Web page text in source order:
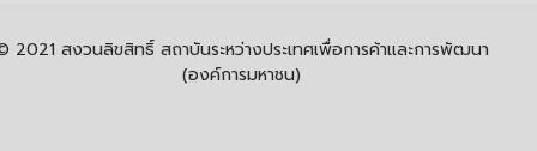
2021 สงวนลิขสิทธิ์ สถาบันระหว่างประเทศเพื่อการค้าและการพัฒนา
(องค์การมหาชน)